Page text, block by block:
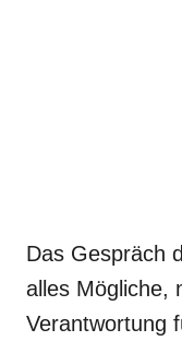
Das Gespräch
alles Mögliche,
Verantwortung